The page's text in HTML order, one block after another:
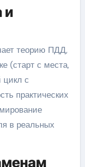
и
теорию ПДД,
(старт с места,
цикл с
практических
в реальных